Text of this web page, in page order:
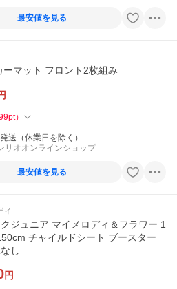
最安値を見る
ーマット フロント2枚組み
pt）
送（休業日を除く）
リオオンラインショップ
最安値を見る
ィ
ジュニア マイメロディ＆フラワー 1
チャイルドシート ブースター
し
円